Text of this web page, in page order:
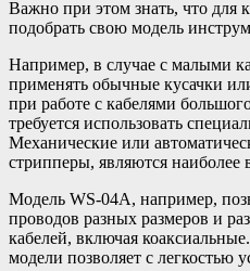
Важно при этом знать, что для
подобрать свою модель
Например, в случае с малыми
применять обычные кусачки
при работе с кабелями
требуется использовать
Механические или
стрипперы, являются наиболее
Модель WS-04A, например,
проводов разных размеров и
кабелей, включая
модели позволяет с легкостью